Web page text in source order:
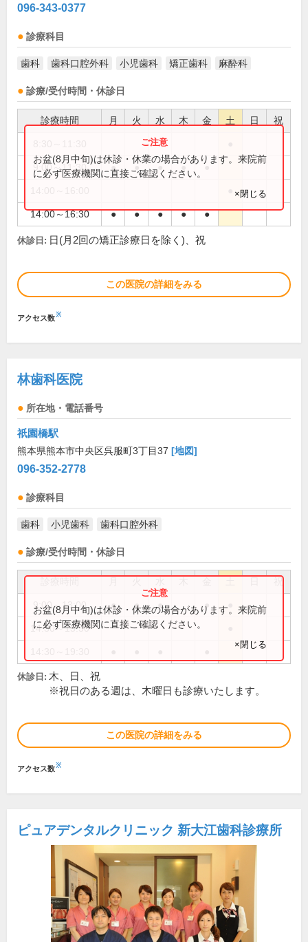
096-343-0377
診療科目
歯科 歯科口腔外科 小児歯科 矯正歯科 麻酔科
診療/受付時間・休診日
診療時間 月 火 水 木 金 土 日 祝
9:00～11:30 ● ● ● ● ●
14:00～16:30 ● ● ● ● ●
お盆(8月中旬)は休診・休業の場合があります。来院前
に必ず医療機関に直接ご確認ください。
×閉じる
休診日: 日(月2回の矯正診療日を除く)、祝
この医院の詳細をみる
アクセス数※
林歯科医院
所在地・電話番号
祇園橋駅
熊本県熊本市中央区呉服町3丁目37 [地図]
096-352-2778
診療科目
歯科 小児歯科 歯科口腔外科
診療/受付時間・休診日
祝
9:00～13:00 ● ● ● ●
14:30～15:30
お盆(8月中旬)は休診・休業の場合があります。来院前
に必ず医療機関に直接ご確認ください。
×閉じる
休診日: 木、日、祝
※祝日のある週は、木曜日も診療いたします。
この医院の詳細をみる
アクセス数※
ピュアデンタルクリニック 新大江歯科診療所